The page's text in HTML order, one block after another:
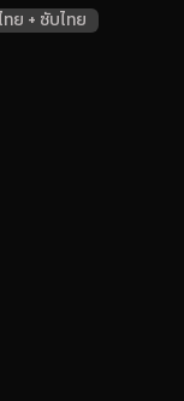
ย + ซับไทย